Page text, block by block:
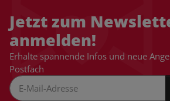
Jetzt zum
anmelden!
Erhalte spannende Infos und neue
Postfach